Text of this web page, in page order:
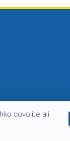
dovolite ali